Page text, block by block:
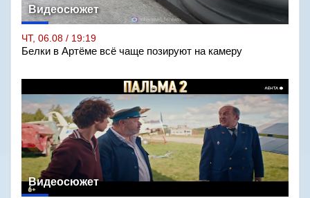
Видеосюжет
ЧТ, 06.08 / 19:19
Белки в Артёме всё чаще позируют на камеру
Видеосюжет